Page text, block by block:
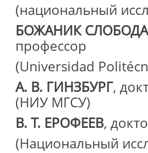
(национальный
БОЖАНИК
профессор
(Universidad
А. В. ГИНЗБУРГ,
(НИУ МГСУ)
В. Т. ЕРОФЕЕВ,
(Национальный